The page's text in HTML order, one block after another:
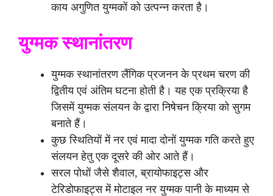
काय अगुणित युग्मकों को उत्पन्न करता है।
युग्मक स्थानांतरण
युग्मक स्थानांतरण लैंगिक प्रजनन के प्रथम चरण की
द्वितीय एवं अंतिम घटना होती है। यह एक प्रक्रिया है
जिसमें युग्मक संलयन के द्वारा निषेचन क्रिया को सुगम
बनाते हैं।
कुछ स्थितियों में नर एवं मादा दोनों युग्मक गति करते हुए
संलयन हेतु एक दूसरे की ओर आते हैं।
सरल पोधों जैसे शैवाल, ब्रायोफाइट्स और
टेरिडोफाइट्स में मोटाइल नर युग्मक पानी के माध्यम से